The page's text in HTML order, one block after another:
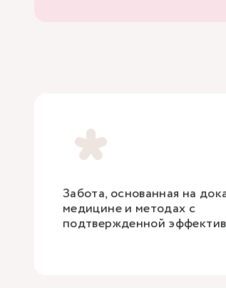
Забота, основанная на
медицине и методах с
подтвержденной